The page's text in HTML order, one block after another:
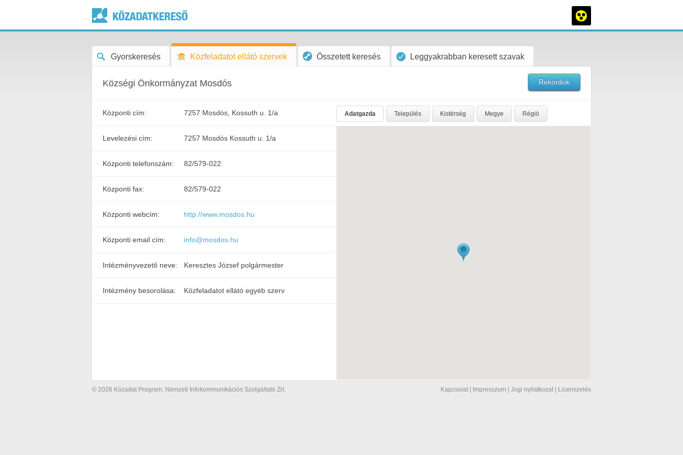
Gyorskeresés Közfeladatot ellátó szervek Összetett keresés Leggyakrabban keresett szavak
Községi Önkormányzat Mosdós Rekordok
Központi cím: 7257 Mosdós, Kossuth u. 1/a
Levelezési cím: 7257 Mosdós Kossuth u. 1/a
Központi telefonszám: 82/579-022
Központi fax: 82/579-022
Központi webcím: http://www.mosdos.hu
Központi email cím: info@mosdos.hu
Intézményvezető neve: Keresztes József polgármester
Intézmény besorolása: Közfeladatot ellátó egyéb szerv
Adatgazda Település Kistérség Megye Régió
© 2026 Közadat Program, Nemzeti Infokommunikációs Szolgáltató Zrt. Kapcsolat Impresszum Jogi nyilatkozat Licenszelés